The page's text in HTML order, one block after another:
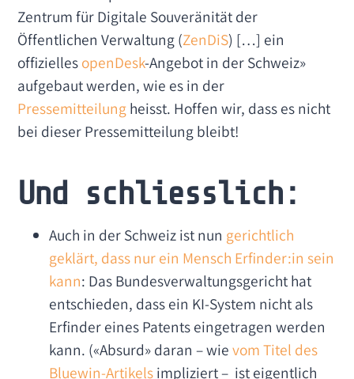
Zentrum für Digitale Souveränität der
Öffentlichen Verwaltung (ZenDiS) […] ein
offiziellesopenDesk-Angebot in der Schweiz»
aufgebaut werden, wie es in der
Pressemitteilungheisst. Hoffen wir, dass es nicht
bei dieser Pressemitteilung bleibt!
Und schliesslich:
Auch in der Schweiz ist nun gerichtlich
geklärt, dass nur ein Mensch Erfinder:in sein
kann: Das Bundesverwaltungsgericht hat
entschieden, dass ein KI-System nicht als
Erfinder eines Patents eingetragen werden
kann. («Absurd» daran – wievom Titel des
Bluewin-Artikelsimpliziert – ist eigentlich